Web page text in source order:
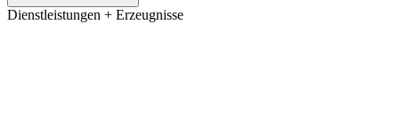
Dienstleistungen + Erzeugnisse